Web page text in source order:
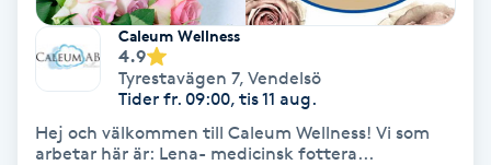
Extensions borttagning
Eyeliner-tatuering
Caleum Wellness
4.9
Tyrestavägen 7, Vendelsö
Tider fr. 09:00, tis 11 aug.
Hej och välkommen till Caleum Wellness! Vi som
arbetar här är: Lena- medicinsk fottera...